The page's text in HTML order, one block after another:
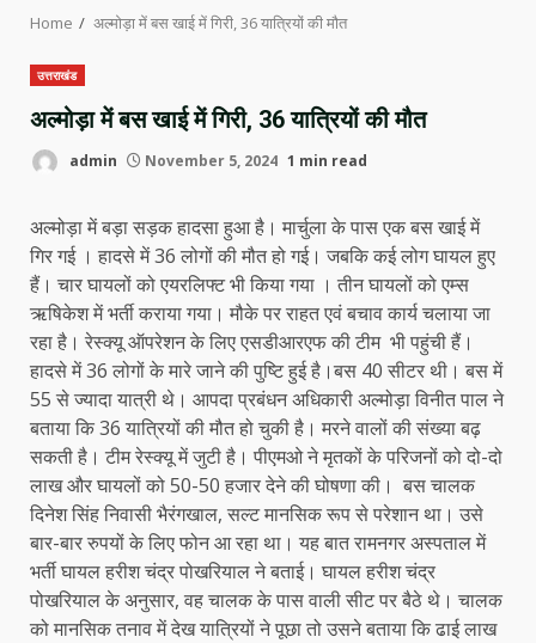
Home अल्मोड़ा में बस खाई में गिरी, 36 यात्रियों की मौत
उत्तराखंड
अल्मोड़ा में बस खाई में गिरी, 36 यात्रियों की मौत
admin November 5, 2024 1 min read
अल्मोड़ा में बड़ा सड़क हादसा हुआ है। मार्चुला के पास एक बस खाई में
गिर गई । हादसे में 36 लोगों की मौत हो गई। जबकि कई लोग घायल हुए
हैं। चार घायलों को एयरलिफ्ट भी किया गया । तीन घायलों को एम्स
ऋषिकेश में भर्ती कराया गया। मौके पर राहत एवं बचाव कार्य चलाया जा
रहा है। रेस्क्यू ऑपरेशन के लिए एसडीआरएफ की टीम भी पहुंची हैं।
हादसे में 36 लोगों के मारे जाने की पुष्टि हुई है।बस 40 सीटर थी। बस में
55 से ज्यादा यात्री थे। आपदा प्रबंधन अधिकारी अल्मोड़ा विनीत पाल ने
बताया कि 36 यात्रियों की मौत हो चुकी है। मरने वालों की संख्या बढ़
सकती है। टीम रेस्क्यू में जुटी है। पीएमओ ने मृतकों के परिजनों को दो-दो
लाख और घायलों को 50-50 हजार देने की घोषणा की। बस चालक
दिनेश सिंह निवासी भैरंगखाल, सल्ट मानसिक रूप से परेशान था। उसे
बार-बार रुपयों के लिए फोन आ रहा था। यह बात रामनगर अस्पताल में
भर्ती घायल हरीश चंद्र पोखरियाल ने बताई। घायल हरीश चंद्र
पोखरियाल के अनुसार, वह चालक के पास वाली सीट पर बैठे थे। चालक
को मानसिक तनाव में देख यात्रियों ने पूछा तो उसने बताया कि ढाई लाख